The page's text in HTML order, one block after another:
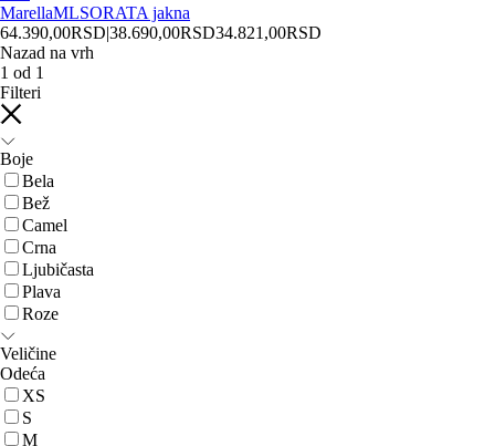
MarellaMLSORATA jakna
64.390,00RSD|38.690,00RSD34.821,00RSD
Nazad na vrh
1 od 1
Filteri
Boje
Bela
Bež
Camel
Crna
Ljubičasta
Plava
Roze
Veličine
Odeća
XS
S
M